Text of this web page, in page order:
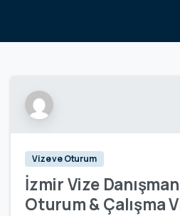
Vize ve Oturum
İzmir Vize
Oturum & Çalışma